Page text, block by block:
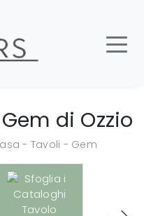
di Ozzio
- Tavoli - Gem